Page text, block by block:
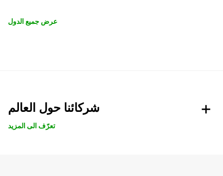
عرض جميع الدول
شركائنا حول العالم
تعرّف الى المزيد